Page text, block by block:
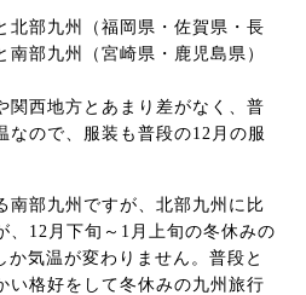
北部九州（福岡県・佐賀県・長
部九州（宮崎県・鹿児島県）
関西地方とあまり差がなく、普
なので、服装も普段の12月の服
南部九州ですが、北部九州に比
、12月下旬～1月上旬の冬休みの
気温が変わりません。普段と
い格好をして冬休みの九州旅行